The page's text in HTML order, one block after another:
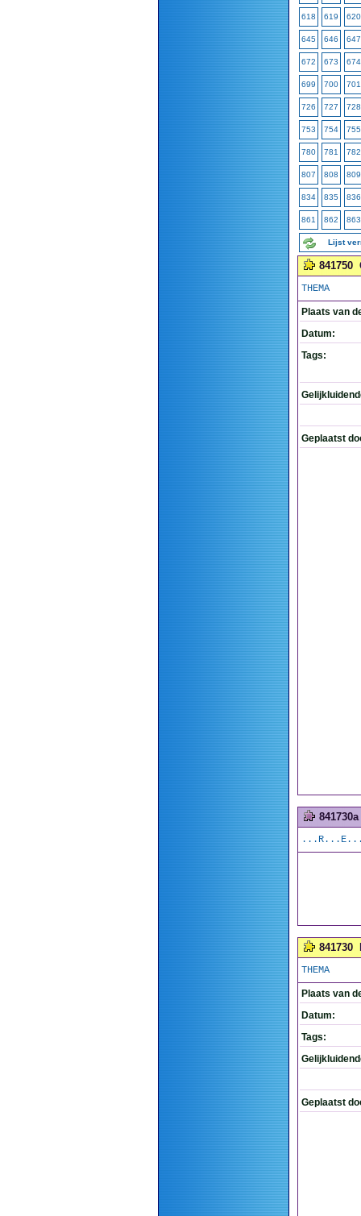
618 619 620
645 646 647
672 673 674
699 700 701
726 727 728
753 754 755
780 781 782
807 808 809
834 835 836
861 862 863
Lijst
841750
THEMA
Plaats van
Datum:
Tags:
Geplaatst
841730a
841730
THEMA
Plaats van
Datum:
Tags:
Geplaatst